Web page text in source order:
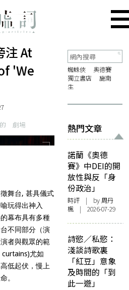
注 At
'We
劇場
舞台, 甚具儀式
玩得出神入
幕布具有多種
不同部分（演
者與觀眾的範
尤如
低起伏，慢上
。
蜘蛛俠
奧德賽
獨立書店
施南
生
熱門文章
諾蘭《奧德
賽》中DEI的開
放性與反「身
份政治」
時評 | by周丹
楓 | 2026-07-29
詩慾／私慾：
淺談詩歌裏
「紅豆」意象
及時間的「到
此一遊」